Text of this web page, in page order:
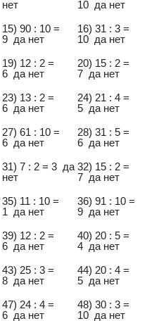
нет
10 да нет
15) 90 : 10 =
9 да нет
16) 31 : 3 =
10 да нет
19) 12 : 2 =
6 да нет
20) 15 : 2 =
7 да нет
23) 13 : 2 =
6 да нет
24) 21 : 4 =
5 да нет
27) 61 : 10 =
6 да нет
28) 31 : 5 =
6 да нет
31) 7 : 2 = 3 да
нет
32) 15 : 2 =
7 да нет
35) 11 : 10 =
1 да нет
36) 91 : 10 =
9 да нет
39) 12 : 2 =
6 да нет
40) 20 : 5 =
4 да нет
43) 25 : 3 =
8 да нет
44) 20 : 4 =
5 да нет
47) 24 : 4 =
6 да нет
48) 30 : 3 =
10 да нет